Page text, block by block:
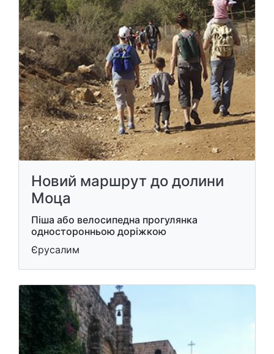
Новий маршрут до долини
Моца
Піша або велосипедна прогулянка
односторонньою доріжкою
Єрусалим